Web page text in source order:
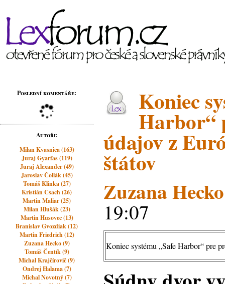
Poslední komentáře:
Autoři:
Milan Kvasnica (163)
Juraj Gyarfas (119)
Juraj Alexander (49)
Jaroslav Čollák (45)
Tomáš Klinka (27)
Kristián Csach (26)
Martin Maliar (25)
Milan Hlušák (23)
Martin Husovec (13)
Branislav Gvozdiak (12)
Martin Friedrich (12)
Zuzana Hecko (9)
Tomáš Čentík (9)
Michal Krajčírovič (9)
Ondrej Halama (7)
Michal Novotný (7)
Koniec
Harbor“
údajov z
štátov
Zuzana Hecko
19:07
Koniec systému „Safe Harbor“ pre